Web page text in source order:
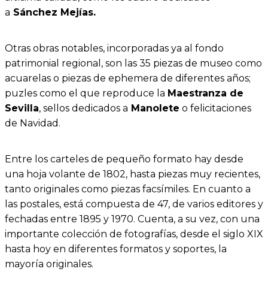
a Sánchez Mejías.
Otras obras notables, incorporadas ya al fondo
patrimonial regional, son las 35 piezas de museo como
acuarelas o piezas de ephemera de diferentes años;
puzles como el que reproduce la Maestranza de
Sevilla, sellos dedicados a Manolete o felicitaciones
de Navidad.
Entre los carteles de pequeño formato hay desde
una hoja volante de 1802, hasta piezas muy recientes,
tanto originales como piezas facsímiles. En cuanto a
las postales, está compuesta de 47, de varios editores y
fechadas entre 1895 y 1970. Cuenta, a su vez, con una
importante colección de fotografías, desde el siglo XIX
hasta hoy en diferentes formatos y soportes, la
mayoría originales.